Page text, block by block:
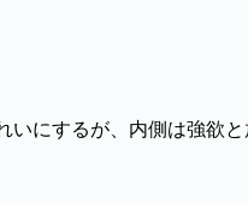
にするが、内側は強欲と